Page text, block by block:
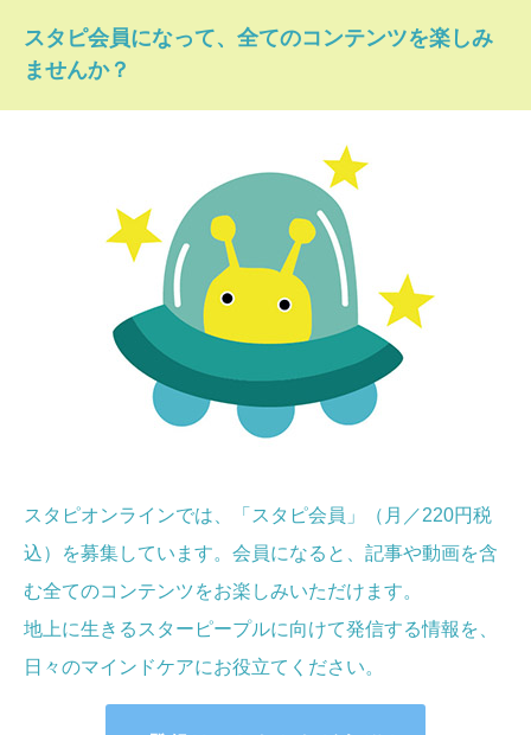
スタピ会員になって、全てのコンテンツを楽しみ
ませんか？
スタピオンラインでは、「スタピ会員」（月／220円税
込）を募集しています。会員になると、記事や動画を含
む全てのコンテンツをお楽しみいただけます。
地上に生きるスターピープルに向けて発信する情報を、
日々のマインドケアにお役立てください